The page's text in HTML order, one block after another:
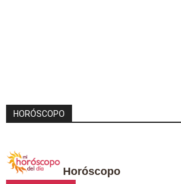
HORÓSCOPO
Horóscopo